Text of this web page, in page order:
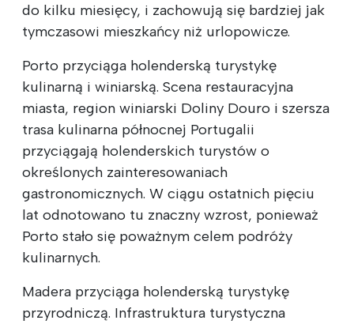
do kilku miesięcy, i zachowują się bardziej jak
tymczasowi mieszkańcy niż urlopowicze.
Porto przyciąga holenderską turystykę
kulinarną i winiarską. Scena restauracyjna
miasta, region winiarski Doliny Douro i szersza
trasa kulinarna północnej Portugalii
przyciągają holenderskich turystów o
określonych zainteresowaniach
gastronomicznych. W ciągu ostatnich pięciu
lat odnotowano tu znaczny wzrost, ponieważ
Porto stało się poważnym celem podróży
kulinarnych.
Madera przyciąga holenderską turystykę
przyrodniczą. Infrastruktura turystyczna